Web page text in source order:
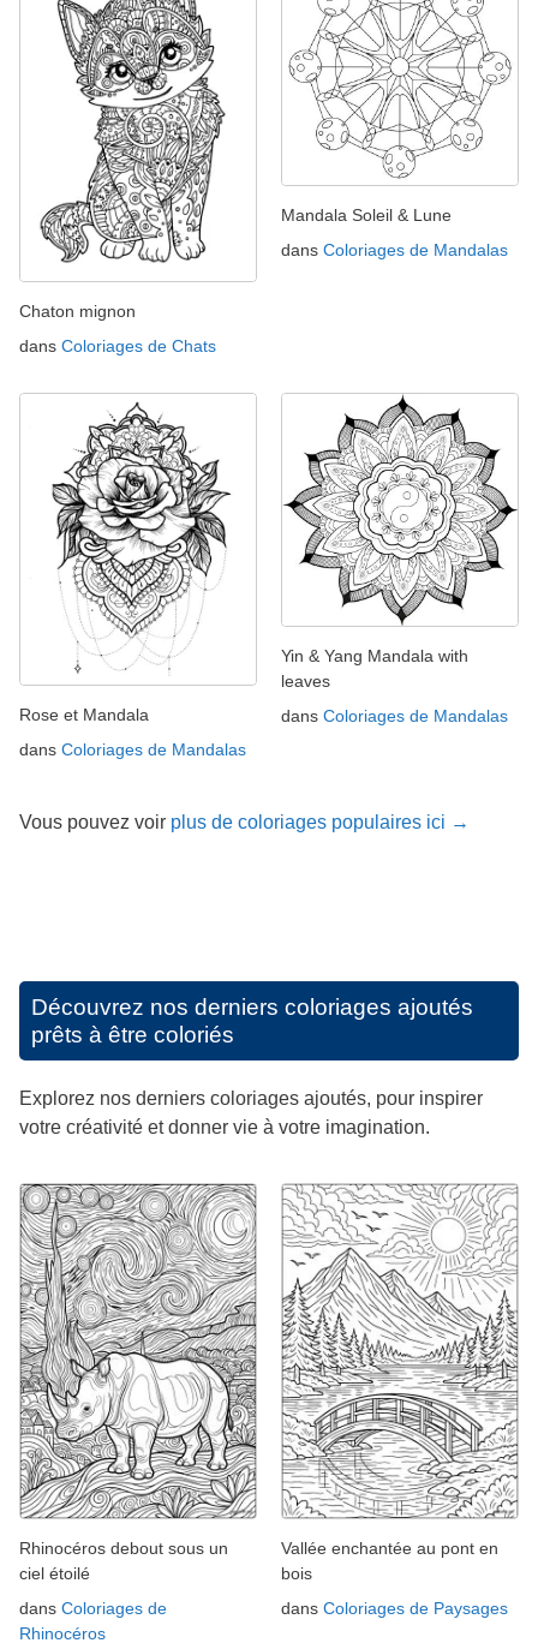
Chaton mignon
dans Coloriages de Chats
Mandala Soleil & Lune
dans Coloriages de Mandalas
Rose et Mandala
dans Coloriages de Mandalas
Yin & Yang Mandala with
leaves
dans Coloriages de Mandalas
Vous pouvez voir plus de coloriages populaires ici →
Découvrez nos derniers coloriages ajoutés
prêts à être coloriés
Explorez nos derniers coloriages ajoutés, pour inspirer
votre créativité et donner vie à votre imagination.
Rhinocéros debout sous un
ciel étoilé
dans Coloriages de
Rhinocéros
Vallée enchantée au pont en
bois
dans Coloriages de Paysages